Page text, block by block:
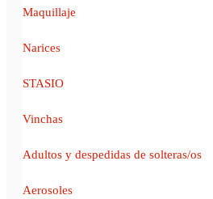
Maquillaje
Narices
STASIO
Vinchas
Adultos y despedidas de solteras/os
Aerosoles